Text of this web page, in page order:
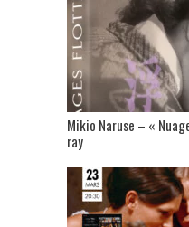
Mikio Naruse – «
ray